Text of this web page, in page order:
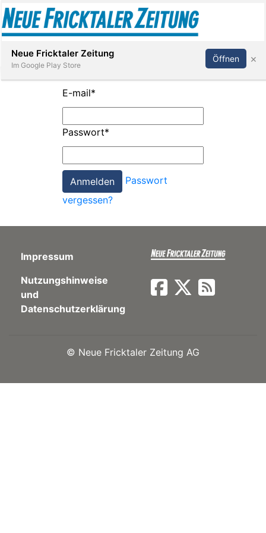
Paper
App
Abonnieren Anmelden
E-mail*
Passwort*
Passwort
vergessen?
Impressum
Nutzungshinweise
und
Datenschutzerklärung
© Neue Fricktaler Zeitung AG
Neue Fricktaler Zeitung
Im Google Play Store
Öffnen ×